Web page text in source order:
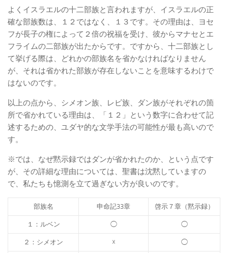
よくイスラエルの十二部族と言われますが、イスラエルの正
確な部族数は、１２ではなく、１３です。その理由は、ヨセ
フが長子の権によって２倍の祝福を受け、彼からマナセとエ
フライムの二部族が出たからです。ですから、十二部族とし
て挙げる際は、どれかの部族名を省かなければなりません
が、それは省かれた部族が存在しないことを意味するわけで
はないのです。
以上の点から、シメオン族、レビ族、ダン族がそれぞれの箇
所で省かれている理由は、「１２」という数字に合わせて記
述するための、ユダヤ的な文学手法の可能性が最も高いので
す。
※では、なぜ黙示録ではダンが省かれたのか、という点です
が、その詳細な理由については、聖書は沈黙していますの
で、私たちも憶測を立て過ぎない方が良いのです。
部族名 申命記33章 啓示７章（黙示録）
１：ルベン ◯ ◯
２：シメオン ☓ ◯